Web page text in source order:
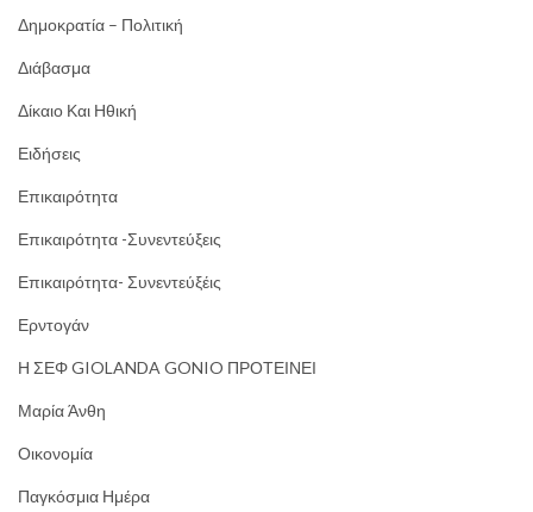
Δημοκρατία – Πολιτική
Διάβασμα
Δίκαιο Και Ηθική
Ειδήσεις
Επικαιρότητα
Επικαιρότητα -Συνεντεύξεις
Επικαιρότητα- Συνεντεύξέις
Ερντογάν
Η ΣΕΦ GIOLANDA GONIO ΠΡΟΤΕΙΝΕΙ
Μαρία Άνθη
Οικονομία
Παγκόσμια Ημέρα